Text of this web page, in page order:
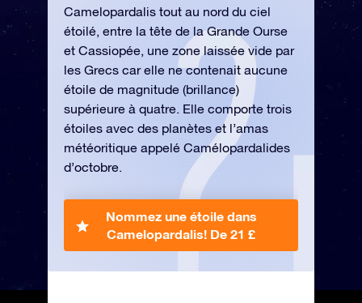
Camelopardalis tout au nord du ciel
étoilé, entre la tête de la Grande Ourse
et Cassiopée, une zone laissée vide par
les Grecs car elle ne contenait aucune
étoile de magnitude (brillance)
supérieure à quatre. Elle comporte trois
étoiles avec des planètes et l’amas
météoritique appelé Camélopardalides
d’octobre.
Nommez une étoile dans
Camelopardalis! De 21 £